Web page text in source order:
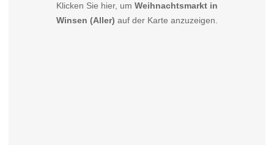
Klicken Sie hier, um Weihnachtsmarkt in
Winsen (Aller) auf der Karte anzuzeigen.